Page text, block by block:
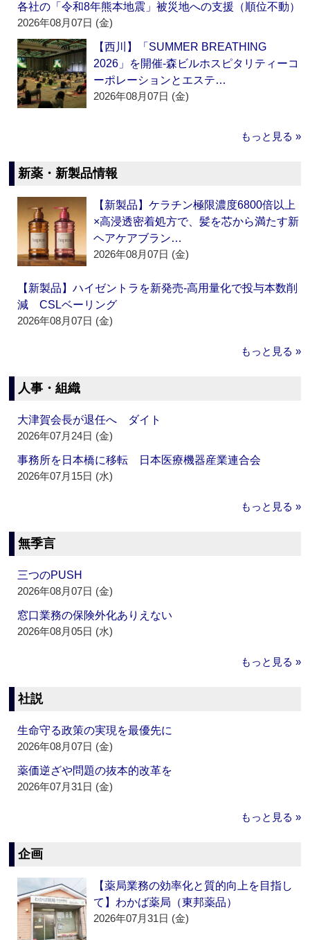
各社の「令和8年熊本地震」被災地への支援（順位不動）
2026年08月07日 (金)
【西川】「SUMMER BREATHING
2026」を開催‐森ビルホスピタリティーコ
ーポレーションとエステ…
2026年08月07日 (金)
もっと見る »
新薬・新製品情報
【新製品】ケラチン極限濃度6800倍以上
×高浸透密着処方で、髪を芯から満たす新
ヘアケアブラン…
2026年08月07日 (金)
【新製品】ハイゼントラを新発売‐高用量化で投与本数削
減 CSLベーリング
2026年08月07日 (金)
もっと見る »
人事・組織
大津賀会長が退任へ ダイト
2026年07月24日 (金)
事務所を日本橋に移転 日本医療機器産業連合会
2026年07月15日 (水)
もっと見る »
無季言
三つのPUSH
2026年08月07日 (金)
窓口業務の保険外化ありえない
2026年08月05日 (水)
もっと見る »
社説
生命守る政策の実現を最優先に
2026年08月07日 (金)
薬価逆ざや問題の抜本的改革を
2026年07月31日 (金)
もっと見る »
企画
【薬局業務の効率化と質的向上を目指し
て】わかば薬局（東邦薬品）
2026年07月31日 (金)